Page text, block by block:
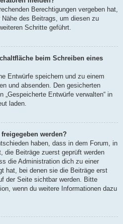
Berechtigungen vergeben hat,
des Beitrags, um diesen zu
Schritte geführt.
beim Schreiben eines
Entwürfe speichern und zu einem
und absenden. Den gesicherten
„Gespeicherte Entwürfe verwalten“ in
laden.
werden?
haben, dass in dem Forum, in
die Beiträge zuerst geprüft werden
die Administration dich zu einer
hat, bei denen sie die Beiträge erst
der Seite sichtbar werden. Bitte
wenn du weitere Informationen dazu